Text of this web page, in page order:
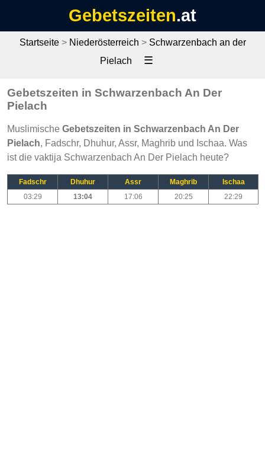
Gebetszeiten.at
Startseite> Niederösterreich > Schwarzenbach an der
Pielach
☰
Gebetszeiten in Schwarzenbach An Der
Pielach
Muslimische Gebetszeiten in Schwarzenbach An Der
Pielach, Fadschr, Dhuhur, Assr, Maghrib und Ischaa. Was
ist die vaktija Schwarzenbach An Der Pielach heute?
Fadschr Dhuhur Assr Maghrib
Ischaa
03:29
13:04 17:06 20:25 22:29